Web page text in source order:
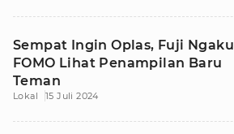
Sempat Ingin Oplas, Fuji Ngaku
FOMO Lihat Penampilan Baru
Teman
Lokal 15 Juli 2024